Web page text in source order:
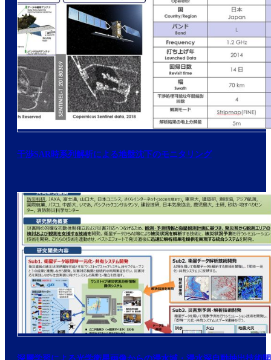
干渉SAR時系列解析による地盤沈下のモニタリング